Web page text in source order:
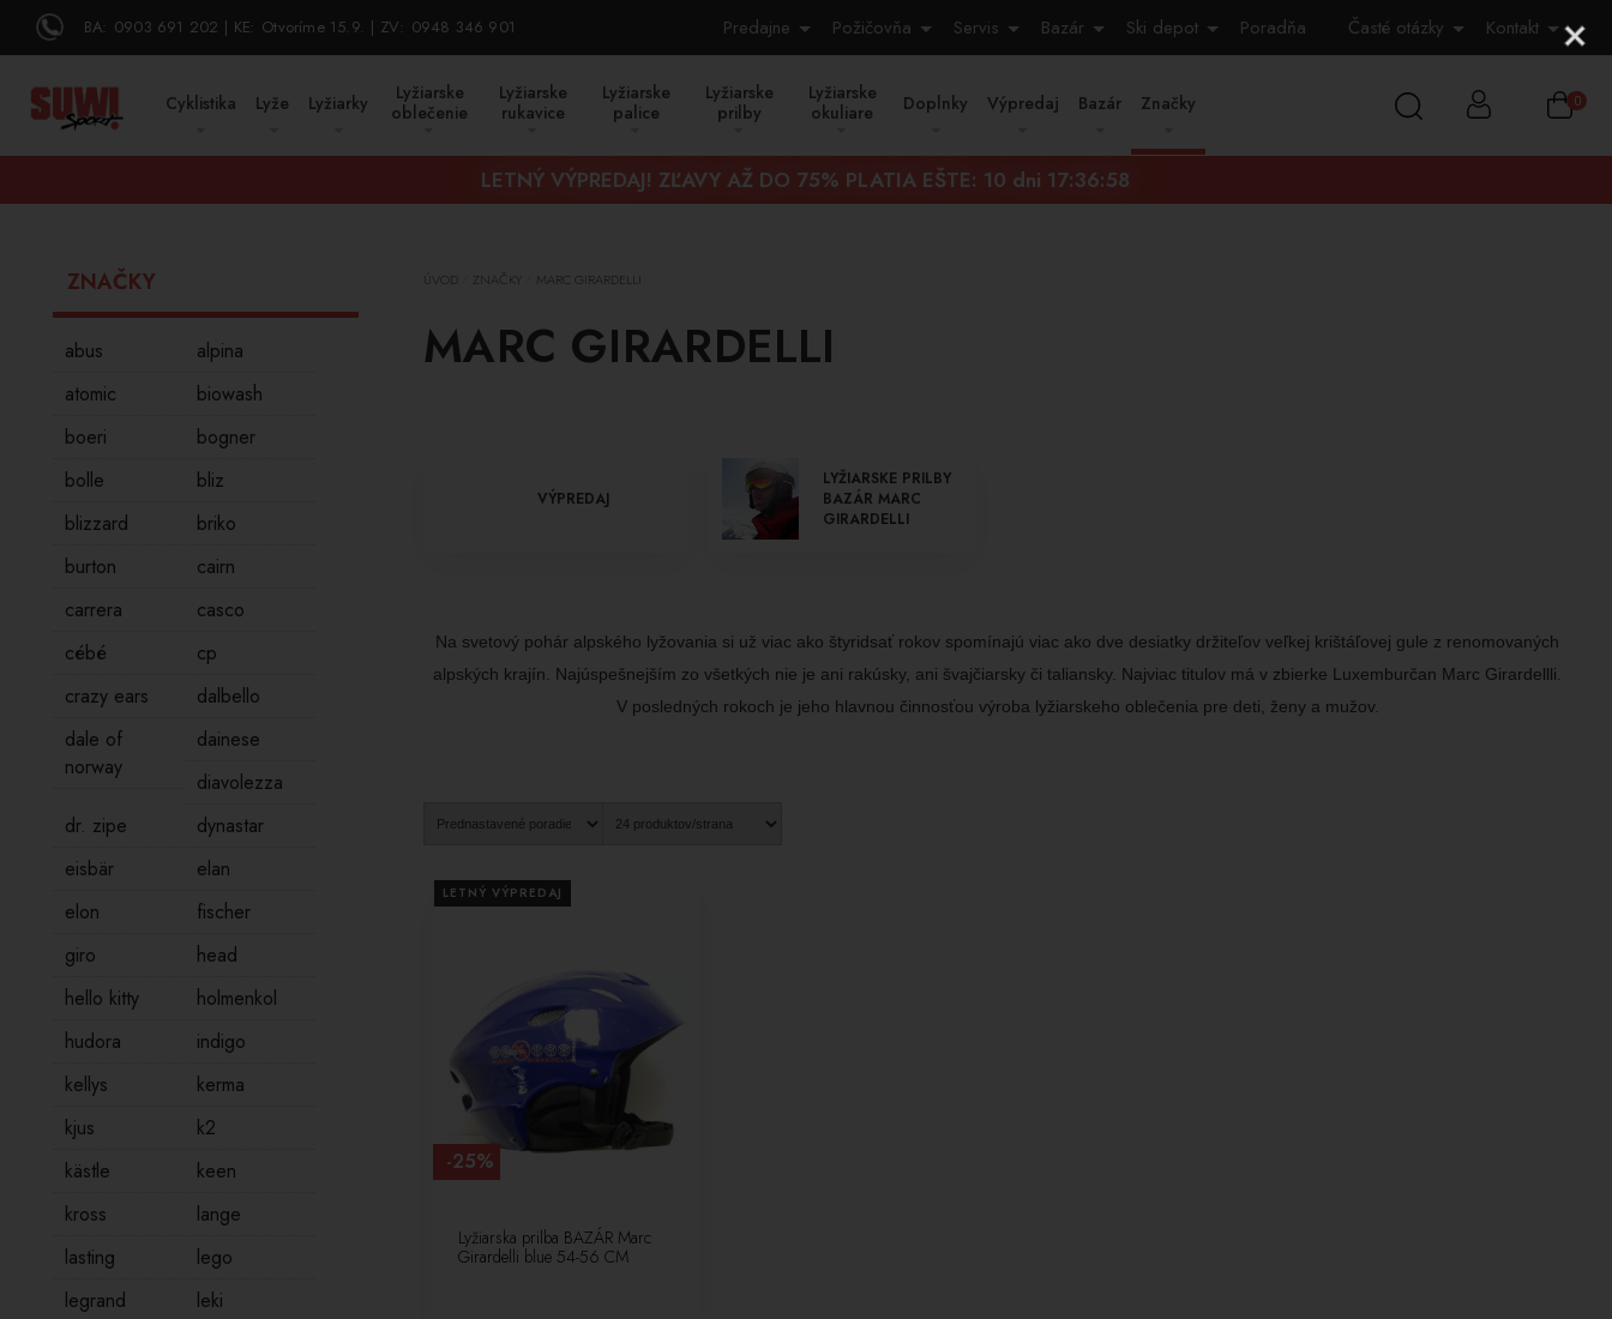
BA: 0903 691 202 KE: Otvoríme 15.9. ZV: 0948 346 901
0
Predajne Požičovňa Servis Bazár Ski depot Poradňa Časté otázky Kontakt
Cyklistika Lyže Lyžiarky
Lyžiarske
oblečenie
Lyžiarske
rukavice
Lyžiarske
palice
Lyžiarske
prilby
Lyžiarske
okuliare
Doplnky Výpredaj Bazár Značky
LETNÝ VÝPREDAJ! ZĽAVY AŽ DO 75% PLATIA EŠTE: 10 dni 17:36:57
ÚVOD ZNAČKY MARC GIRARDELLI
MARC GIRARDELLI
VÝPREDAJ
LYŽIARSKE PRILBY
BAZÁR MARC
GIRARDELLI
Na svetový pohár alpského lyžovania si už viac ako štyridsať rokov spomínajú viac ako dve desiatky držiteľov veľkej krištáľovej gule z renomovaných
alpských krajín. Najúspešnejším zo všetkých nie je ani rakúsky, ani švajčiarsky či taliansky. Najviac titulov má v zbierke Luxemburčan Marc Girardellli.
V posledných rokoch je jeho hlavnou činnosťou výroba lyžiarskeho oblečenia pre deti, ženy a mužov.
LETNÝ VÝPREDAJ
Lyžiarska prilba BAZÁR Marc
Girardelli blue 54-56 CM
-25%
ZNAČKY
abus
alpina
atomic
biowash
boeri
bogner
bolle
bliz
blizzard
briko
burton
cairn
carrera
casco
cébé
cp
crazy ears
dalbello
dale of
norway
dainese
diavolezza
dr. zipe
dynastar
eisbär
elan
elon
fischer
giro
head
hello kitty
holmenkol
hudora
indigo
kellys
kerma
kjus
k2
kästle
keen
kross
lange
lasting
lego
legrand
leki